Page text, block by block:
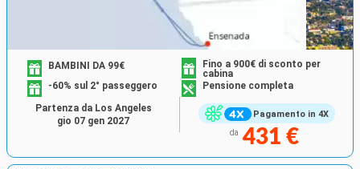
Pagamento in 4X
BAMBINI DA 99€
Fino a 900€ di sconto per
cabina
-60% sul 2° passeggero
Pensione completa
da 431 €
Partenza da Los Angeles
gio 07 gen 2027